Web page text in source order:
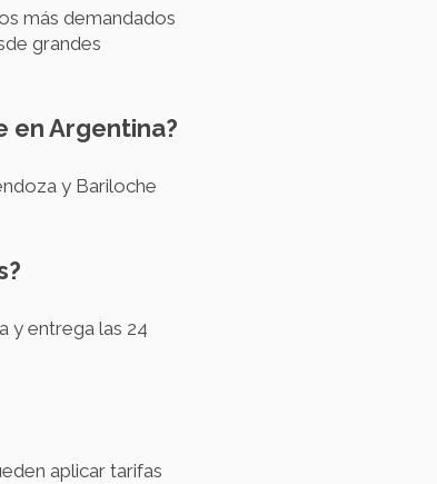
más demandados
grandes
en Argentina?
y Bariloche
y entrega las 24
aplicar tarifas